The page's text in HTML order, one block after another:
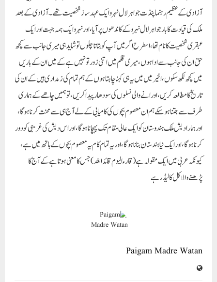
آزادی کے عظیم رہنما پنڈت جواہرلال نہرو ایک عہد ساز شخصیت تھے۔ آزادی کے بعد
ملک کی قیادت کا بار جواہرلال نہرو کے کاندھوں پر آیا،اور نہرو ایک ہمہ جہت اور ایک
عبقری شخصیت کا نام تھا، اسطرح اگر میں آپ کو بتاتا چلوں تو شاید ہی میری جانب سے کچھ
حق ان کی جانب سے ادا ہوں، میری قلم میں اتنی زور تو نہیں ہے کے میں ان کے باریں
میں کچھ لکھ سکوں، اخیر میں میں یہ ہی کہنا چاہتا ہوں کے ہم تمام کی زمداری ہیں کے ان کی
تاریخ کا مطالعہ کریں،اور انے والی نسلوں کی سودھار پیدا کریں، تو ہمیں چاھے کے ہماری
طرف سے جتنا ہوسکے ہم ان معصوم بچوں کی کامیابی کے لے آج ہی سے محنت کرنا ہوگا،
اور ہمارا دیش ملک ہندوستان کو ایک عالی مقام تک پہچانا ہوگا، اور اس دیش کی غریبی کو دور
کرنا ہوگا، اور ایک نیا ہندستان بنانا ہوگا،اور یہ تمام کام یہ معصوم بچوں کے ہاتھ میں ہے،
کیونکہ عربی میں ایک مقولہ ہے(قارء الیوم قائد الغد) جس کا معنی ہوتا ہے کے آج کا
پڑھنے والا کل کا لیڈر ہے
Paigam Madre Watan